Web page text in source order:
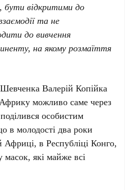
бути відкритими до
та не
до вивчення
на якому розмаїття
Валерій Копійка
можливо саме через
особистим
в молодостідва роки
Африці, в Республіці Конго,
масок, які майже всі